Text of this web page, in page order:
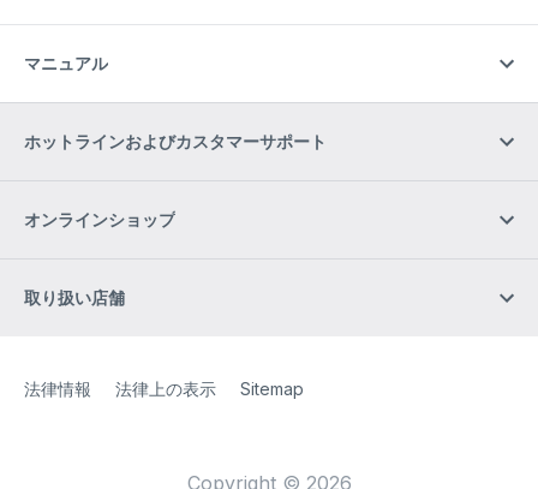
マニュアル
ホットラインおよびカスタマーサポート
オンラインショップ
取り扱い店舗
Site Web
[Website information]
法律情報 法律上の表示 Sitemap
Copyright © 2026